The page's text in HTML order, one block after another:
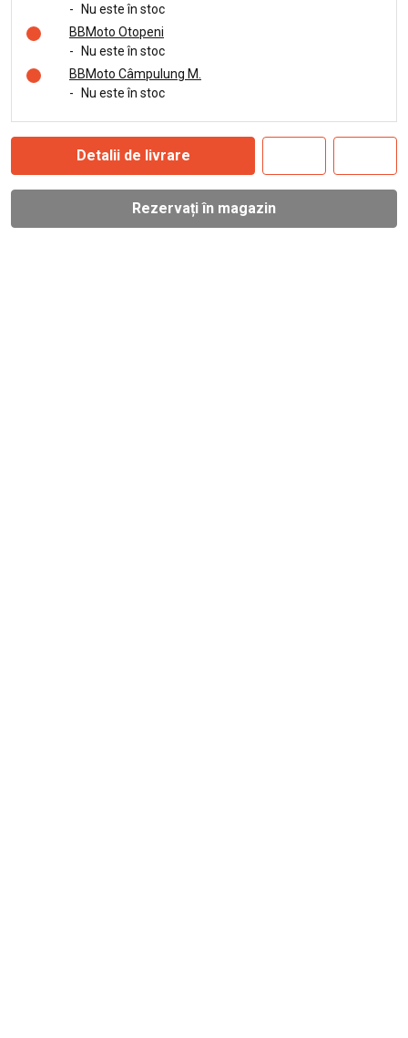
- Nu este în stoc
BBMoto Otopeni
- Nu este în stoc
BBMoto Câmpulung M.
- Nu este în stoc
Detalii de livrare
Rezervați în magazin